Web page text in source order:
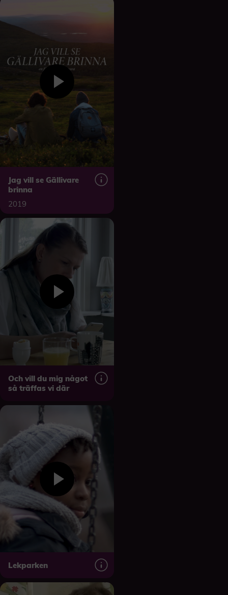
Jag vill se Gällivare
brinna
2019
Och vill du mig något
så träffas vi där
Lekparken